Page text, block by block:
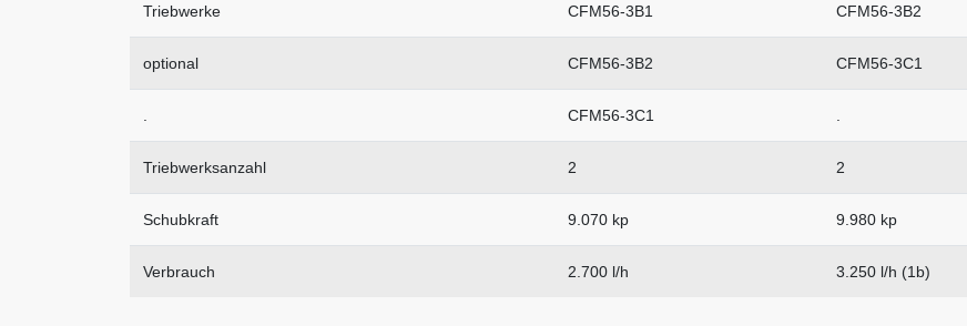
Triebwerke CFM56-3B1 CFM56-3B2
optional CFM56-3B2 CFM56-3C1
CFM56-3C1
Triebwerksanzahl 2 2
Schubkraft 9.070 kp 9.980 kp
Verbrauch 2.700 l/h 3.250 l/h (1b)